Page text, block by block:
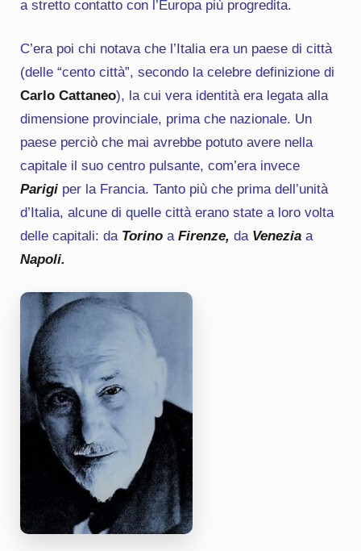
a stretto contatto con l’Europa più progredita.
C’era poi chi notava che l’Italia era un paese di città
(delle “cento città”, secondo la celebre definizione di
Carlo Cattaneo), la cui vera identità era legata alla
dimensione provinciale, prima che nazionale. Un
paese perciò che mai avrebbe potuto avere nella
capitale il suo centro pulsante, com’era invece
Parigiper la Francia. Tanto più che prima dell’unità
d’Italia, alcune di quelle città erano state a loro volta
delle capitali: da Torino aFirenze, daVenezia a
Napoli.